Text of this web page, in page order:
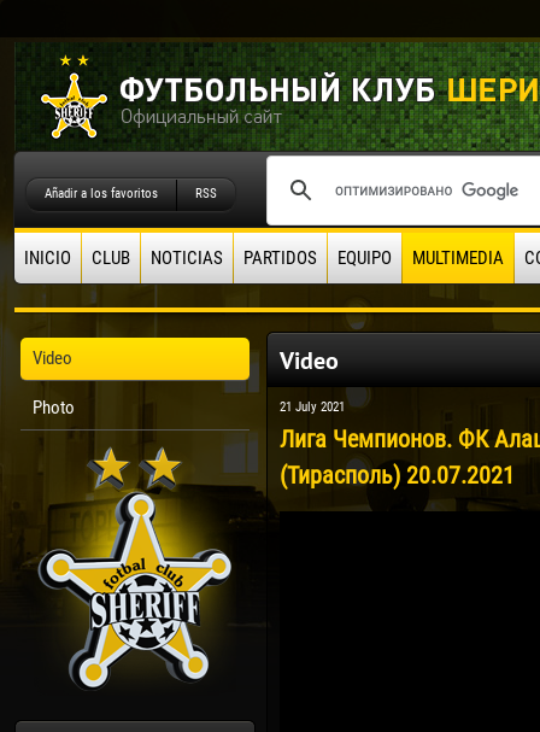
Añadir a los favoritos RSS
INICIO CLUB NOTICIAS PARTIDOS EQUIPO MULTIMEDIA
Video
Photo
Video
21 July 2021
Лига Чемпионов. ФК
(Тирасполь) 20.07.2021